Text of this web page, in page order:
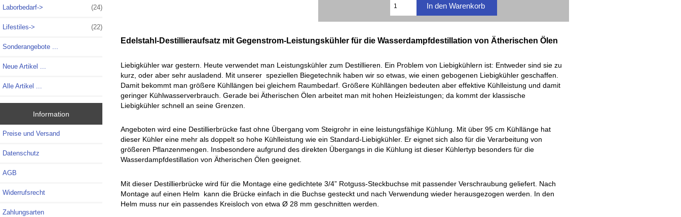
Laborbedarf-> (24)
Lifestiles-> (22)
Sonderangebote ...
Neue Artikel ...
Alle Artikel ...
Information
Preise und Versand
Datenschutz
AGB
Widerrufsrecht
Zahlungsarten
Edelstahl-Destillieraufsatz mit Gegenstrom-Leistungskühler für die Wasserdampfdestillation von Ätherischen Ölen
Liebigkühler war gestern. Heute verwendet man Leistungskühler zum Destillieren. Ein Problem von Liebigkühlern ist: Entweder sind sie zu
kurz, oder aber sehr ausladend. Mit unserer speziellen Biegetechnik haben wir so etwas, wie einen gebogenen Liebigkühler geschaffen.
Damit bekommt man größere Kühllängen bei gleichem Raumbedarf. Größere Kühllängen bedeuten aber effektive Kühlleistung und damit
geringer Kühlwasserverbrauch. Gerade bei Ätherischen Ölen arbeitet man mit hohen Heizleistungen; da kommt der klassische
Liebigkühler schnell an seine Grenzen.
Angeboten wird eine Destillierbrücke fast ohne Übergang vom Steigrohr in eine leistungsfähige Kühlung. Mit über 95 cm Kühllänge hat
dieser Kühler eine mehr als doppelt so hohe Kühlleistung wie ein Standard-Liebigkühler. Er eignet sich also für die Verarbeitung von
größeren Pflanzenmengen. Insbesondere aufgrund des direkten Übergangs in die Kühlung ist dieser Kühlertyp besonders für die
Wasserdampfdestillation von Ätherischen Ölen geeignet.
Mit dieser Destillierbrücke wird für die Montage eine gedichtete 3/4” Rotguss-Steckbuchse mit passender Verschraubung geliefert. Nach
Montage auf einen Helm kann die Brücke einfach in die Buchse gesteckt und nach Verwendung wieder herausgezogen werden. In den
Helm muss nur ein passendes Kreisloch von etwa Ø 28 mm geschnitten werden.